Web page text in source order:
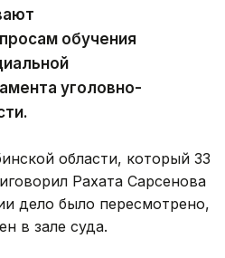
обучения
уголовно-
области, который 33
Рахата Сарсенова
дело было пересмотрено,
в зале суда.